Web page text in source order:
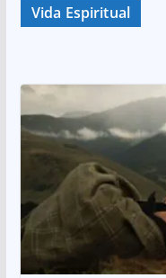
Vida Espiritual